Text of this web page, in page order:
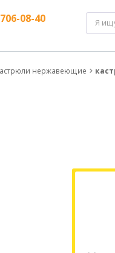
08-40 Я
нержавеющие